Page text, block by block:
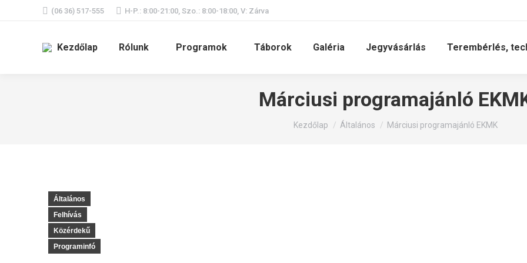
(06 36) 517-555 H-P.: 8:00-21:00, Szo.: 8:00-18:00, V: Zárva
Kezdőlap Rólunk Programok Táborok Galéria Jegyvásárlás Terembérlés,
Márciusi programajánló
You are here:
Kezdőlap Általános Márciusi programajánló EKMK
Általános
Felhívás
Közérdekű
Programinfó